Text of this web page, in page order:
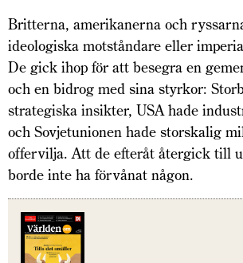
Britterna, amerikanerna och
ideologiska motståndare eller
De gick ihop för att besegra en
och en bidrog med sina styrkor:
strategiska insikter, USA hade
och Sovjetunionen hade storskalig
offervilja. Att de efteråt återgick till
borde inte ha förvånat någon.